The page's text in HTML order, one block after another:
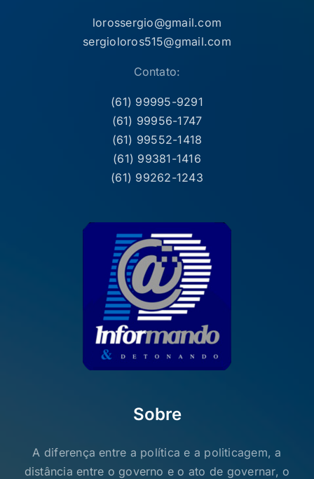
lorossergio@gmail.com
sergioloros515@gmail.com
Contato:
(61) 99995-9291
(61) 99956-1747
(61) 99552-1418
(61) 99381-1416
(61) 99262-1243
Sobre
A diferença entre a política e a politicagem, a
distância entre o governo e o ato de governar, o